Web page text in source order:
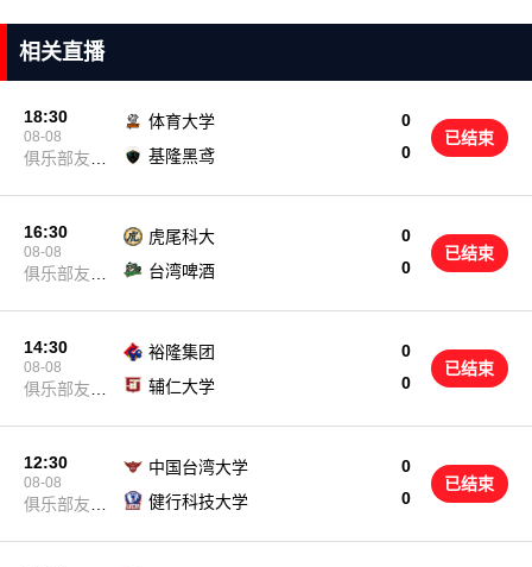
相关直播
18:30
08-08
俱乐部友谊
体育大学
0
0
基隆黑鸢
已结束
16:30
08-08
俱乐部友谊
虎尾科大
0
0
台湾啤酒
已结束
14:30
08-08
俱乐部友谊
裕隆集团
0
0
辅仁大学
已结束
12:30
08-08
俱乐部友谊
中国台湾大学
0
0
健行科技大学
已结束